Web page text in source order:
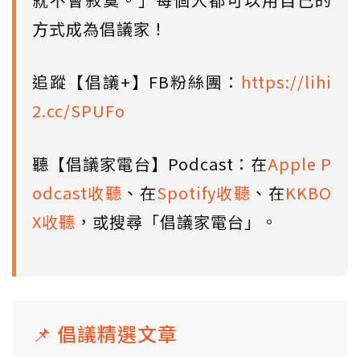
方式成為倡議家！
追蹤【倡議+】FB粉絲團： https://lihi
2.cc/SPUFo
聽【倡議家電台】Podcast：在Apple P
odcast收聽 、在Spotify收聽 、在KKBO
X收聽 ，或搜尋「倡議家電台」。
📌 倡議精選文章